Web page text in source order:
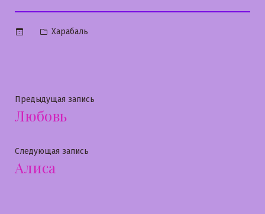
Опубликовано
Харабаль
Навигация
по
записям
Предыдущая запись
Любовь
Следующая запись
Алиса